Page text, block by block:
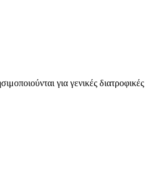
για γενικές διατροφικές